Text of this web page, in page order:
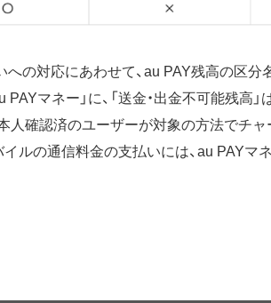
の対応にあわせて、au PAY残高の区分
PAYマネー」に、「送金・出金不可能残高」
人確認済のユーザーが対象の方法でチ
ルの通信料金の支払いには、au PAYマ